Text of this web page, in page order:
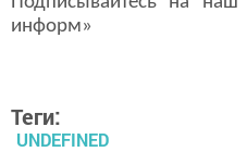
информ»
Теги:
UNDEFINED